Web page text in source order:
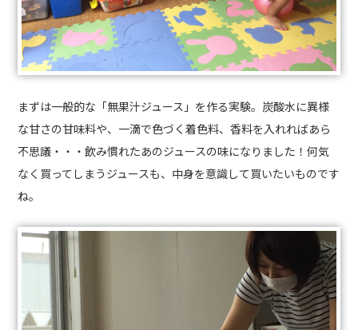
まずは一般的な「無果汁ジュース」を作る実験。炭酸水に異様
な甘さの甘味料や、一滴で色づく着色料、香料を入れればあら
不思議・・・飲み慣れたあのジュースの味になりました！何気
なく買ってしまうジュースも、中身を意識して買いたいものです
ね。